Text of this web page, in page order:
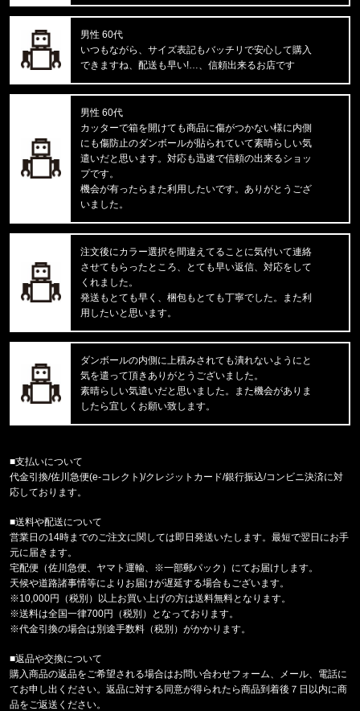
X597 PANELED SKINNY STACK
東京都のお客様ご注文ありがとうございます。
mnml/ミニマル
東京都のお客様ご注文ありがとうございます。
CARHARTT/カーハート
M IRVINE RELAXED WORK T-S
東京都のお客様ご注文ありがとうございます。
reversal/リバーサル
東京都のお客様ご注文ありがとうございます。
reversal/リバーサル
NEW GIANT BAG rvbs0251532
東京都のお客様ご注文ありがとうございます。
東京都のお客様ご注文ありがとうございます。
reversal/リバーサル
東京都のお客様ご注文ありがとうございます。
THRASHER/スラッシャー
東京都のお客様ご注文ありがとうございます。
47 Brand/フォーティーセブンブランド
福岡県のお客様ご注文ありがとうございます。
BILLIONAIRE BOYS CLUB/ﾋﾞﾘｵﾈｱﾎﾞｰｲｽﾞｸﾗﾌﾞ
MESH LS SHIRT C&S BBC
東京都のお客様ご注文ありがとうございます。
THE NORTH FACE/ノースフェイス
BOREALIS NF0A52SE 56U1534
男性 60代
いつもながら、サイズ表記もバッチリで安心して購入
できますね、配送も早い!…、信頼出来るお店です
男性 60代
カッターで箱を開けても商品に傷がつかない様に内側
にも傷防止のダンボールが貼られていて素晴らしい気
遣いだと思います。対応も迅速で信頼の出来るショッ
プです。
機会が有ったらまた利用したいです。ありがとうござ
いました。
注文後にカラー選択を間違えてることに気付いて連絡
させてもらったところ、とても早い返信、対応をして
くれました。
発送もとても早く、梱包もとても丁寧でした。また利
用したいと思います。
ダンボールの内側に上積みされても潰れないようにと
気を遣って頂きありがとうございました。
素晴らしい気遣いだと思いました。また機会がありま
したら宜しくお願い致します。
■支払いについて
代金引換/佐川急便(e-コレクト)/クレジットカード/銀行振込/コンビニ決済に対
応しております。
■送料や配送について
営業日の14時までのご注文に関しては即日発送いたします。最短で翌日にお手
元に届きます。
宅配便（佐川急便、ヤマト運輸、※一部郵パック）にてお届けします。
天候や道路諸事情等によりお届けが遅延する場合もございます。
※10,000円（税別）以上お買い上げの方は送料無料となります。
※送料は全国一律700円（税別）となっております。
※代金引換の場合は別途手数料（税別）がかかります。
■返品や交換について
購入商品の返品をご希望される場合はお問い合わせフォーム、メール、電話に
てお申し出ください。返品に対する同意が得られたら商品到着後７日以内に商
品をご返送ください。